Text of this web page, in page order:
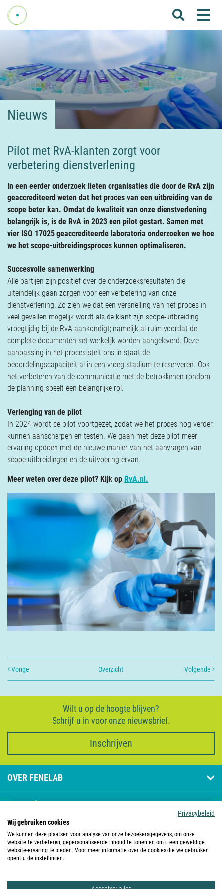
Over Fenelab
Commissies
Donateurs
Nieuws
Agenda
Internationaal
Verzekeringen
Contact
Nieuws
Pilot met RvA-klanten zorgt voor
verbetering dienstverlening
In een eerder onderzoek lieten organisaties die door de RvA zijn
geaccrediteerd weten dat het proces van een uitbreiding van de
scope beter kan. Omdat de kwaliteit van onze dienstverlening
belangrijk is, is de RvA in 2023 een pilot gestart. Samen met
vier ISO 17025 geaccrediteerde laboratoria onderzoeken we hoe
we het scope-uitbreidingsproces kunnen optimaliseren.
Succesvolle samenwerking
Alle partijen zijn positief over de onderzoeksresultaten die
uiteindelijk gaan zorgen voor een verbetering van onze
dienstverlening. Zo zien we dat een versnelling van het proces in
veel gevallen mogelijk wordt als de klant zijn scope-uitbreiding
vroegtijdig bij de RvA aankondigt; namelijk al ruim voordat de
complete documenten-set werkelijk worden aangeleverd. Deze
aanpassing in het proces stelt ons in staat de
beoordelingscapaciteit al in een vroeg stadium te reserveren. Ook
het verbeteren van de communicatie met de betrokkenen rondom
de planning speelt een belangrijke rol.
Verlenging van de pilot
In 2024 wordt de pilot voortgezet, zodat we het proces nog verder
kunnen aanscherpen en testen. We gaan met deze pilot meer
ervaring opdoen met de nieuwe manier van het aanvragen van
scope-uitbreidingen en de uitvoering ervan.
Meer weten over deze pilot? Kijk op RvA.nl.
Vorige Overzicht Volgende
Wilt u op de hoogte blijven?
Schrijf u in voor onze nieuwsbrief.
Inschrijven
OVER FENELAB
PAGINA'S
CONTACT
FENELAB IS LID VAN
Privacybeleid
Wij gebruiken cookies
We kunnen deze plaatsen voor analyse van onze bezoekersgegevens, om onze
website te verbeteren, gepersonaliseerde inhoud te tonen en om u een geweldige
website-ervaring te bieden. Voor meer informatie over de cookies die we gebruiken
opent u de instellingen.